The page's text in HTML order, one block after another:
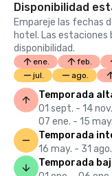
Disponibilidad
Empareje las fechas
hotel. Las
disponibilidad.
ene. feb.
jul.
ago.
Temporada
01 sept. - 14 nov.
07 ene. - 15 may.
Temporada
16 may. - 31 ago.
Temporada